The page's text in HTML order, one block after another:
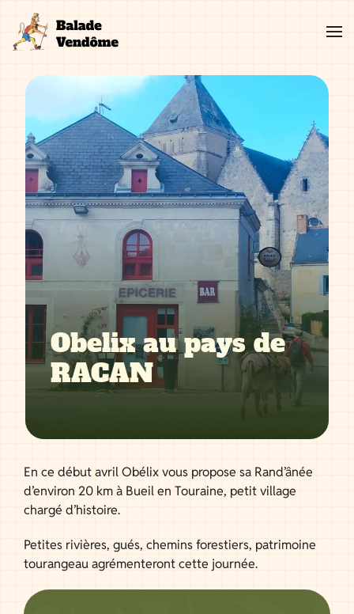
contenu
Obelix au pays de
RACAN
En ce début avril Obélix vous propose sa Rand’ânée
d’environ 20 km à Bueil en Touraine, petit village
chargé d’histoire.
Petites rivières, gués, chemins forestiers, patrimoine
tourangeau agrémenteront cette journée.